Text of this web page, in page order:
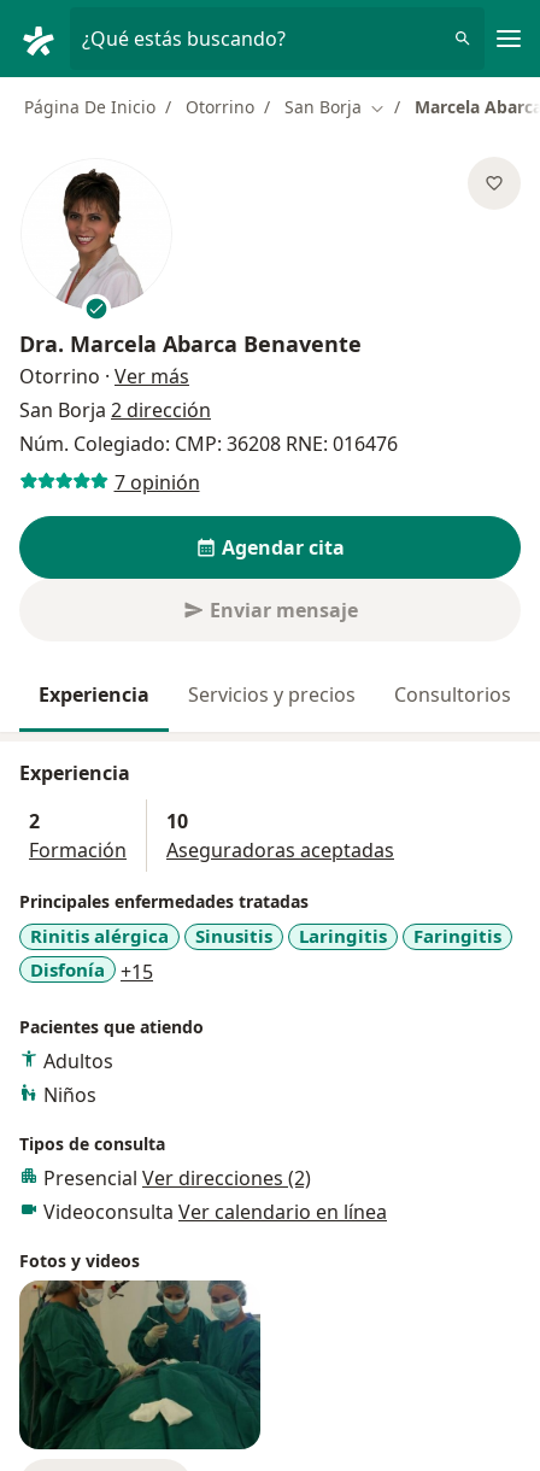
¿Qué estás buscando?
Página De Inicio Otorrino San Borja Cambiar de ciudad
Marcela
Dra. Marcela Abarca Benavente
Otorrino · Ver más
San Borja 2 dirección
Núm. Colegiado: CMP: 36208 RNE: 016476
7 opinión
Agendar cita
Enviar mensaje
Experiencia Servicios y precios Consultorios
Experiencia
2
Formación
10
Aseguradoras aceptadas
Principales enfermedades tratadas
Rinitis alérgica Sinusitis Laringitis
Faringitis
Disfonía
+15a11y_sr_more_diseases
Pacientes que atiendo
Adultos
Niños
Tipos de consulta
Presencial Ver direcciones (2)
Videoconsulta Ver calendario en línea
Fotos y videos